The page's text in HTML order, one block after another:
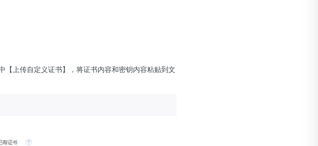
【上传自定义证书】，将证书内容和密钥内容粘贴到文